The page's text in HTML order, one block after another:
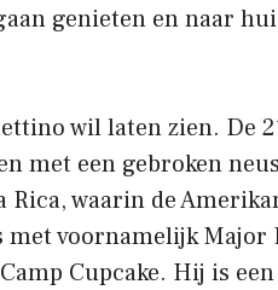
genieten en naar
wil laten zien. De
met een gebroken
waarin de
voornamelijk Major
Cupcake. Hij is